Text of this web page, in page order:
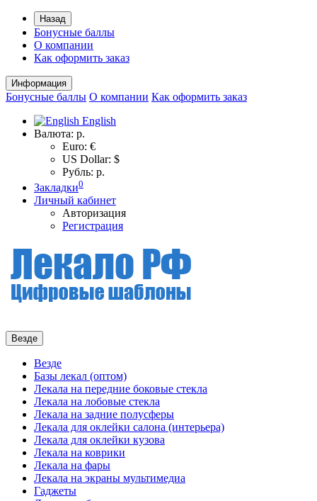
Назад
Бонусные баллы
О компании
Как оформить заказ
Информация
Бонусные баллы О компании Как оформить заказ
English
Валюта: р.
Euro: €
US Dollar: $
Рубль: р.
Закладки0
Личный кабинет
Авторизация
Регистрация
Везде
Везде
Базы лекал (оптом)
Лекала на передние боковые стекла
Лекала на лобовые стекла
Лекала на задние полусферы
Лекала для оклейки салона (интерьера)
Лекала для оклейки кузова
Лекала на коврики
Лекала на фары
Лекала на экраны мультимедиа
Гаджеты